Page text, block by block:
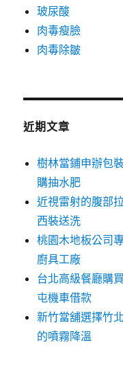
玻尿酸
肉毒瘦臉
肉毒除皺
近期文章
樹林當鋪申辦包
購抽水肥
近視雷射的腹部
西裝送洗
桃園木地板公司
廚具工廠
台北高級餐廳購
屯機車借款
新竹當舖選擇竹
的噴霧降溫